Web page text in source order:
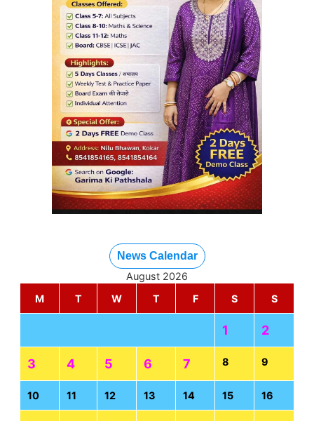
News Calendar
August 2026
M
T W T F S S
1 2
3 4 5 6 7 8 9
10 11 12 13 14 15 16